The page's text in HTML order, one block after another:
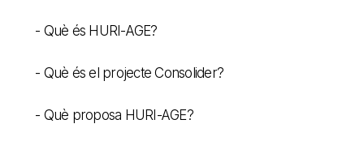
- Què és HURI-AGE?
- Què és el projecte Consolider?
- Què proposa HURI-AGE?